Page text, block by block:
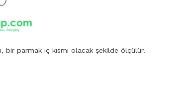
bir parmak iç kısmı olacak şekilde ölçülür.